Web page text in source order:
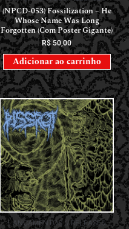
(NPCD-053) Fossilization – He
Whose Name Was Long
Forgotten (Com Poster Gigante)
R$ 50,00
Adicionar ao carrinho
LANÇAMENTOS // RELEASES